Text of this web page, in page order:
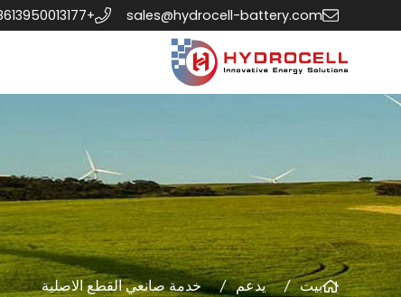
sales@hydrocell-battery.com
+8613950013177
بيت يدعم خدمة صانعي القطع الاصلية